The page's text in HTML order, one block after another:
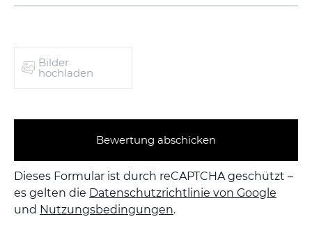
Bilder
hochladen
Bewertung abschicken
Dieses Formular ist durch reCAPTCHA geschützt –
es gelten die Datenschutzrichtlinie von Google
und Nutzungsbedingungen.